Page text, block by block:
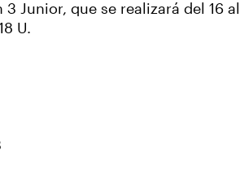
Junior, que se realizará del 16
U.